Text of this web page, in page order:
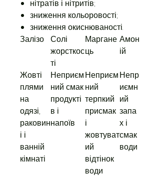
нітратів і нітритів;
зниження кольоровості;
зниження окиснюваності.
Залізо Солі
жорсткос
ті
Маргане
ць
Амон
ій
Жовті
плями
на
одязі,
раковин
і і
ванній
кімнаті
Неприєм
ний смак
продукті
в і
напоїв
Неприєм
ний
терпкий
присмак
і
жовтуват
ий
відтінок
води
Непр
иємн
ий
запа
х і
смак
води